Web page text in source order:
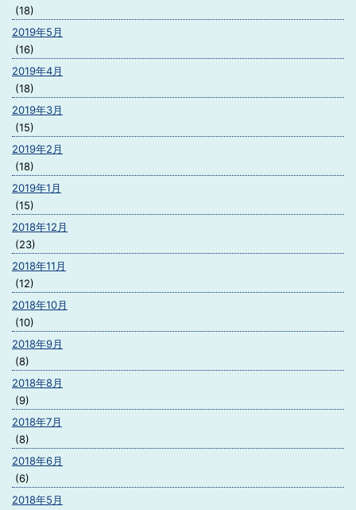
(18)
2019年5月
(16)
2019年4月
(18)
2019年3月
(15)
2019年2月
(18)
2019年1月
(15)
2018年12月
(23)
2018年11月
(12)
2018年10月
(10)
2018年9月
(8)
2018年8月
(9)
2018年7月
(8)
2018年6月
(6)
2018年5月